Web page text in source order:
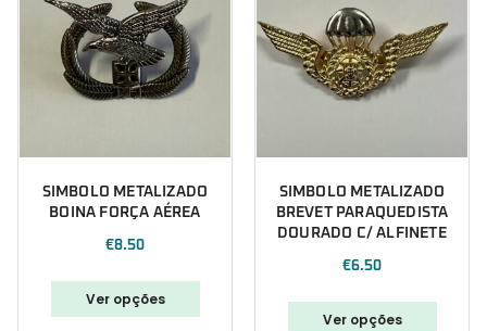
SIMBOLO METALIZADO
BOINA FORÇA AÉREA
€8.50
Ver opções
SIMBOLO METALIZADO
BREVET PARAQUEDISTA
DOURADO C/ ALFINETE
€6.50
Ver opções